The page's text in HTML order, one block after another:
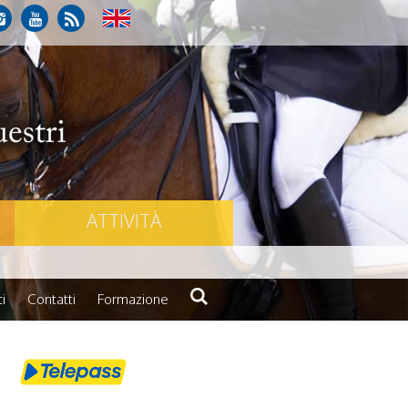
ATTIVITÀ
Contatti Formazione